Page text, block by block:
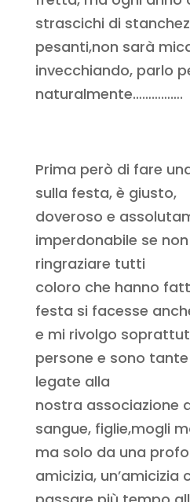
strascichi di
pesanti,non sarà
invecchiando, parlo
naturalmente…………….
Prima però di fare
sulla festa, è giusto,
doveroso e
imperdonabile se
ringraziare tutti
coloro che hanno
festa si facesse
e mi rivolgo
persone e sono
legate alla
nostra associazione
sangue, figlie,mogli
ma solo da una
amicizia, un’amicizia